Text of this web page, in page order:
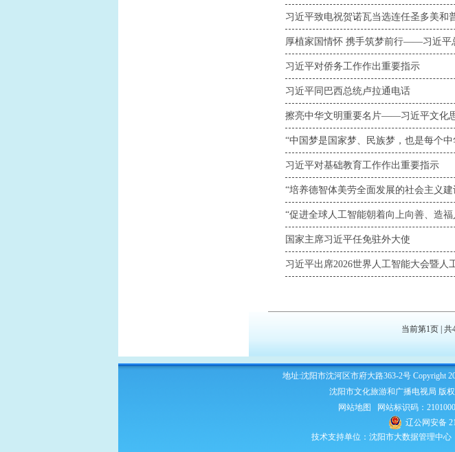
习近平致电祝贺诺瓦当选连任圣多美和
习近平对侨务工作作出重要指示
习近平同巴西总统卢拉通电话
擦亮中华文明重要名片——习近平文化
习近平对基础教育工作作出重要指示
国家主席习近平任免驻外大使
习近平出席2026世界人工智能大会暨
当前第1页 | 共
地址:沈阳市沈河区市府大路363-2号 Copyright
沈阳市文化旅游和广播电视局 版
网站地图
网站标识码：
辽公网安备
技术支持单位：沈阳市大数据管理中心